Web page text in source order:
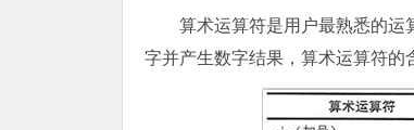
算术运算符是用户最熟悉的运
字并产生数字结果，算术运算符的